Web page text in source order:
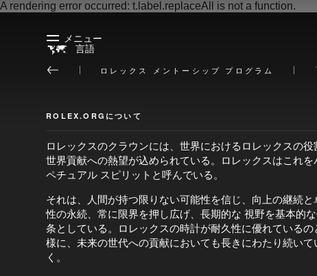
メニュー
ロレックス メントーシップ プログラム
A rendering error occurred: t.label.replaceAll is not a function.
言語
ROLEX.ORGについて
ロレックスのクラウンには、世界におけるロレックスの役
世界貢献への熱望が込められている。ロレックスはこれを
ペチュアル スピリットと呼んでいる。
それは、人間が持つ限りない可能性を信じ、向上の継続と
性の永続、常に限界を押し広げ、長期的な 視野を基本的
条としている。ロレックスの時計が耐久性に優れているの
様に、未来の世代への貢献においても長きにわたり続いて
く。